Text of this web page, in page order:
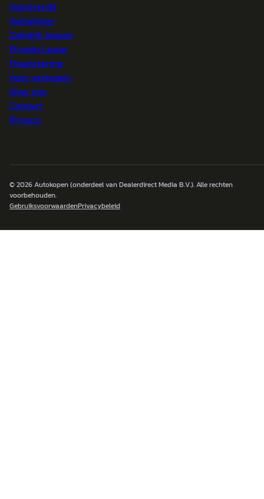
Autotrends
Autowijzer
Zakelijk leasen
Private Lease
Financiering
Auto verkopen
Over ons
Contact
Privacy
© 2026Autokopen(onderdeel van Dealerdirect Media B.V.). Alle rechten
voorbehouden.
GebruiksvoorwaardenPrivacybeleid